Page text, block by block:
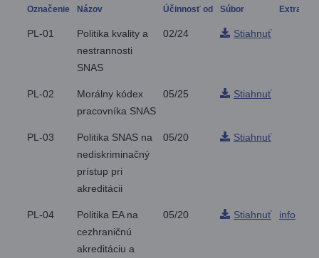
Označenie Názov Účinnosť od Súbor Extra
PL-01
Politika kvality a
nestrannosti
SNAS
02/24 Stiahnuť
PL-02
Morálny kódex
pracovníka SNAS
05/25 Stiahnuť
PL-03
Politika SNAS na
nediskriminačný
prístup pri
akreditácii
05/20 Stiahnuť
PL-04
Politika EA na
cezhraničnú
akreditáciu a
05/20 Stiahnuť info